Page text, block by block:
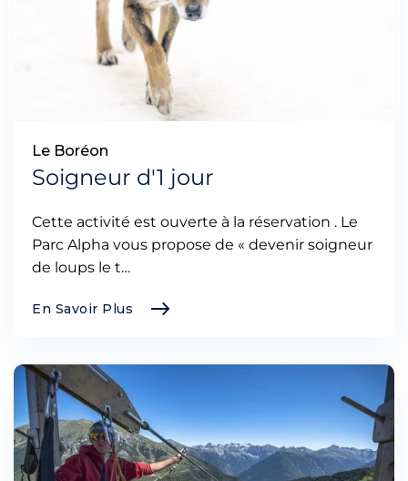
Le Boréon
Soigneur d'1 jour
Cette activité est ouverte à la réservation . Le
Parc Alpha vous propose de « devenir soigneur
de loups le t…
En Savoir Plus